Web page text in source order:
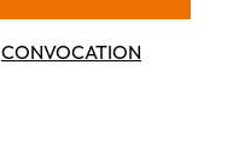
CONVOCATION